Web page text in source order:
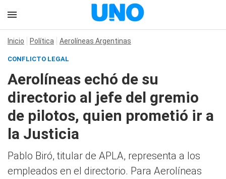
Inicio Política Aerolíneas Argentinas
CONFLICTO LEGAL
Aerolíneas echó de su
directorio al jefe del gremio
de pilotos, quien prometió ir a
la Justicia
Pablo Biró, titular de APLA, representa a los
empleados en el directorio. Para Aerolíneas